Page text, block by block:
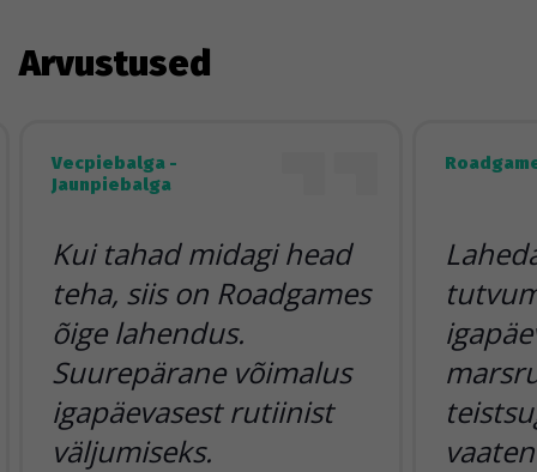
Arvustused
Vecpiebalga -
Jaunpiebalga
Kui tahad midagi head
teha, siis on Roadgames
õige lahendus.
Suurepärane võimalus
igapäevasest rutiinist
väljumiseks.